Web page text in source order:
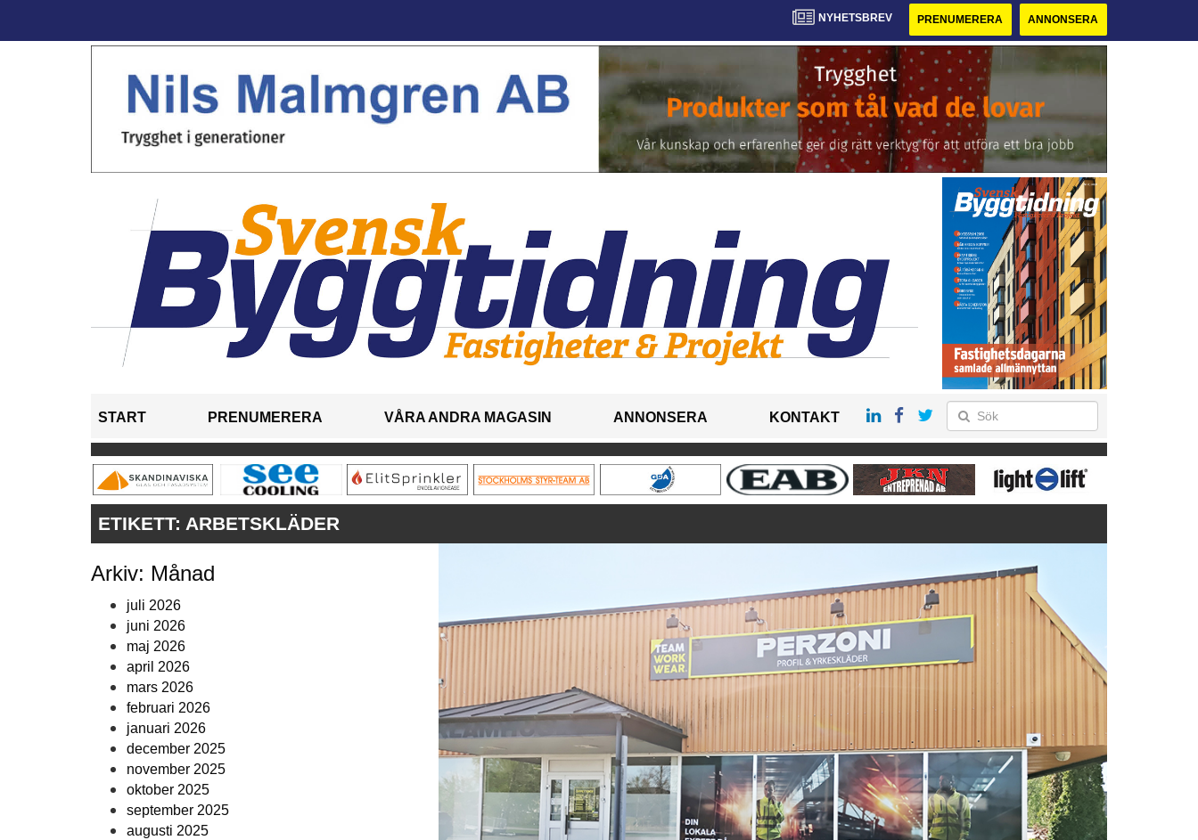
NYHETSBREV PRENUMERERA ANNONSERA
START PRENUMERERA VÅRA ANDRA MAGASIN ANNONSERA KONTAKT
ETIKETT: ARBETSKLÄDER
Arkiv: Månad
juli 2026
juni 2026
maj 2026
april 2026
mars 2026
februari 2026
januari 2026
december 2025
november 2025
oktober 2025
september 2025
augusti 2025